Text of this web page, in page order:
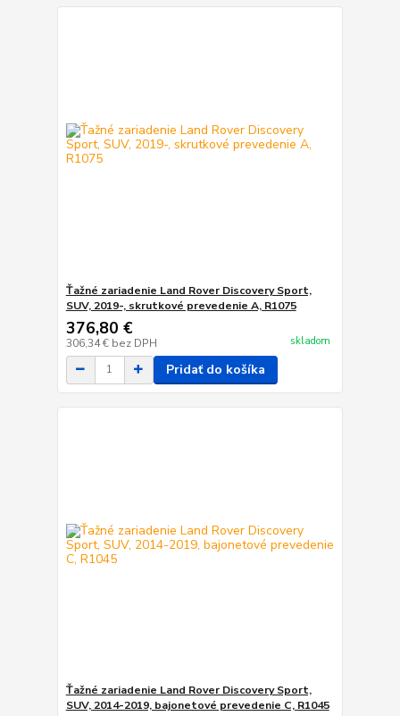
Ťažné zariadenie Land Rover Discovery Sport,
SUV, 2019-, skrutkové prevedenie A, R1075
376,80 €
306,34 € bez DPH skladom
Pridať do košíka
Ťažné zariadenie Land Rover Discovery Sport,
SUV, 2014-2019, bajonetové prevedenie C, R1045